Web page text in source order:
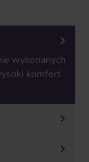
wykonanych
komfort